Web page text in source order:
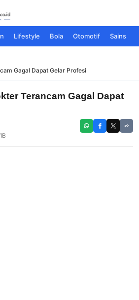
Lifestyle Bola Otomotif Sains
Gagal Dapat Gelar Profesi
Terancam Gagal Dapat